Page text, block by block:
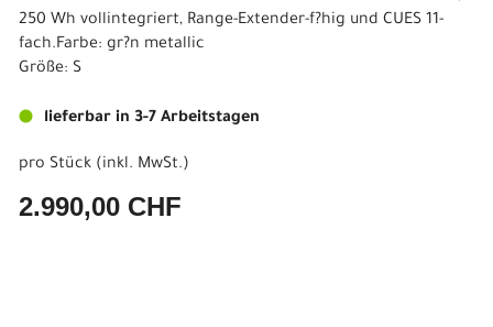
250 Wh vollintegriert, Range-Extender-f?hig und CUES 11-
fach.Farbe: gr?n metallic
Größe: S
lieferbar in 3-7 Arbeitstagen
pro Stück (inkl. MwSt.)
2.990,00 CHF